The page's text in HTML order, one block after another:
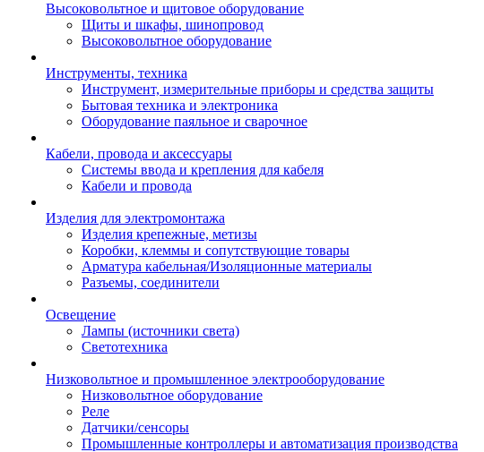
Высоковольтное и щитовое оборудование
Щиты и шкафы, шинопровод
Высоковольтное оборудование
Инструменты, техника
Инструмент, измерительные приборы и средства защиты
Бытовая техника и электроника
Оборудование паяльное и сварочное
Кабели, провода и аксессуары
Системы ввода и крепления для кабеля
Кабели и провода
Изделия для электромонтажа
Изделия крепежные, метизы
Коробки, клеммы и сопутствующие товары
Арматура кабельная/Изоляционные материалы
Разъемы, соединители
Освещение
Лампы (источники света)
Светотехника
Низковольтное и промышленное электрооборудование
Низковольтное оборудование
Реле
Датчики/сенсоры
Промышленные контроллеры и автоматизация производства